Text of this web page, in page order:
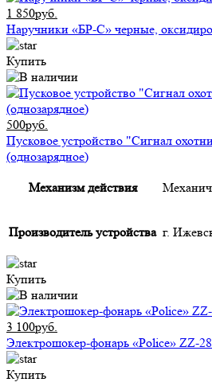
1 850руб.
Наручники «БР-С» черные,
Купить
500руб.
Пусковое устройство "Сигнал
(однозарядное)
Механизм действия
Производитель устройства г.
Купить
3 100руб.
Электрошокер-фонарь «Police» ZZ-
Купить